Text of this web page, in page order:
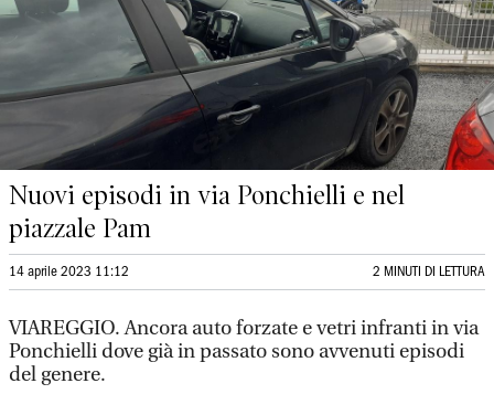
Nuovi episodi in via Ponchielli e nel
piazzale Pam
14 aprile 2023 11:12 2 MINUTI DI LETTURA
VIAREGGIO. Ancora auto forzate e vetri infranti in via
Ponchielli dove già in passato sono avvenuti episodi
del genere.